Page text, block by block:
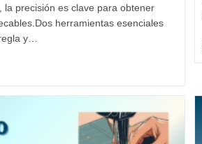
la precisión es clave para obtener
herramientas esenciales
y…